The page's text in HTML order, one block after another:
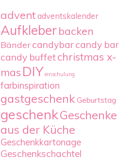
advent adventskalender
Aufkleberbacken
Bändercandybarcandy bar
candy buffetchristmas x-
mas DIY einschulung
farbinspiration
gastgeschenkGeburtstag
geschenkGeschenke
aus der Küche
Geschenkkartonage
Geschenkschachtel